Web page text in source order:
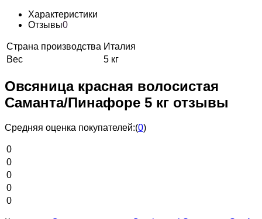
Характеристики
Отзывы0
Страна производства Италия
Вес
5 кг
Овсяница красная волосистая
Саманта/Пинафоре 5 кг отзывы
Средняя оценка покупателей:(0)
0
0
0
0
0